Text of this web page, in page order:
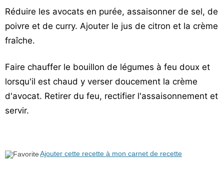
Réduire les avocats en purée, assaisonner de sel, de
poivre et de curry. Ajouter le jus de citron et la crème
fraîche.
Faire chauffer le bouillon de légumes à feu doux et
lorsqu'il est chaud y verser doucement la crème
d'avocat. Retirer du feu, rectifier l'assaisonnement et
servir.
Ajouter cette recette à mon carnet de recette